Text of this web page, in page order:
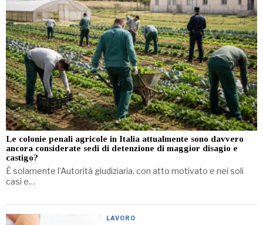
Le colonie penali agricole in Italia attualmente sono davvero
ancora considerate sedi di detenzione di maggior disagio e
castigo?
È solamente l’Autorità giudiziaria, con atto motivato e nei soli
casi e…
LAVORO